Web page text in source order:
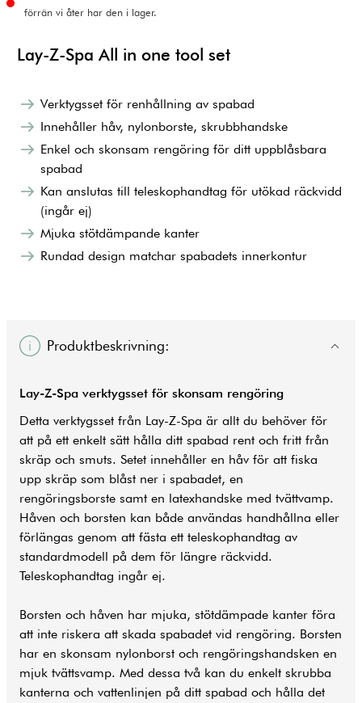
förrän vi åter har den i lager.
Lay-Z-Spa All in one tool set
Verktygsset för renhållning av spabad
Innehåller håv, nylonborste, skrubbhandske
Enkel och skonsam rengöring för ditt uppblåsbara
spabad
Kan anslutas till teleskophandtag för utökad räckvidd
(ingår ej)
Mjuka stötdämpande kanter
Rundad design matchar spabadets innerkontur
Produktbeskrivning:
Lay-Z-Spa verktygsset för skonsam rengöring
Detta verktygsset från Lay-Z-Spa är allt du behöver för
att på ett enkelt sätt hålla ditt spabad rent och fritt från
skräp och smuts. Setet innehåller en håv för att fiska
upp skräp som blåst ner i spabadet, en
rengöringsborste samt en latexhandske med tvättvamp.
Håven och borsten kan både användas handhållna eller
förlängas genom att fästa ett teleskophandtag av
standardmodell på dem för längre räckvidd.
Teleskophandtag ingår ej.
Borsten och håven har mjuka, stötdämpade kanter föra
att inte riskera att skada spabadet vid rengöring. Borsten
har en skonsam nylonborst och rengöringshandsken en
mjuk tvättsvamp. Med dessa två kan du enkelt skrubba
kanterna och vattenlinjen på ditt spabad och hålla det